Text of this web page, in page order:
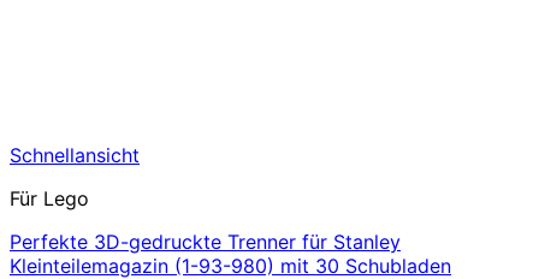
Schnellansicht
Für Lego
Perfekte 3D-gedruckte Trenner für Stanley
Kleinteilemagazin (1-93-980) mit 30 Schubladen